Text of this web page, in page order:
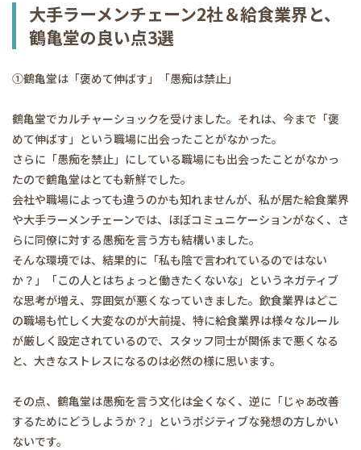
大手ラーメンチェーン2社＆給食業界と、
鶴亀堂の良い点3選
➀鶴亀堂は「褒めて伸ばす」「愚痴は禁止」
鶴亀堂でカルチャーショックを受けました。それは、今まで「褒
めて伸ばす」という職場に出会ったことがなかった。
さらに「愚痴を禁止」にしている職場にも出会ったことがなかっ
たので鶴亀堂はとても新鮮でした。
会社や職場によっても違うのかも知れませんが、私が居た給食業界
や大手ラーメンチェーンでは、ほぼコミュニケーションがなく、さ
らに同僚に対する愚痴を言う方も結構いました。
そんな環境では、結果的に「私も陰で言われているのではない
か？」「この人とはちょっと働きたくないな」というネガティブ
な思考が増え、雰囲気が悪くなっていきました。飲食業界はどこ
の職場も忙しく大変なのが大前提、特に給食業界は様々なルール
が厳しく設定されているので、スタッフ同士が関係まで悪くなる
と、大きなストレスになるのは必然の様に思います。
その点、鶴亀堂は愚痴を言う文化は全くなく、逆に「じゃあ改善
するためにどうしようか？」というポジティブな発想の方しかい
ないです。